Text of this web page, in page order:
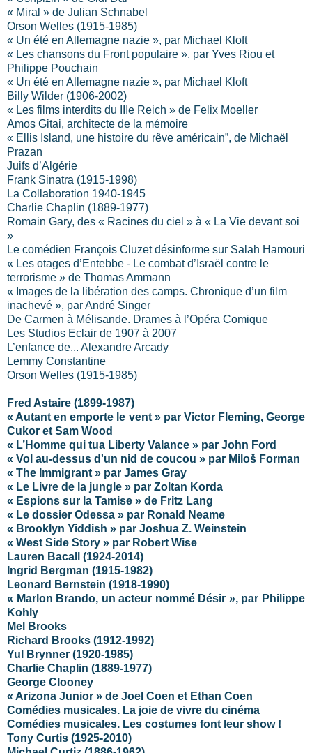
« Miral » de Julian Schnabel
Orson Welles (1915-1985)
« Un été en Allemagne nazie », par Michael Kloft
« Les chansons du Front populaire », par Yves Riou et
Philippe Pouchain
« Un été en Allemagne nazie », par Michael Kloft
Billy Wilder (1906-2002)
« Les films interdits du IIIe Reich » de Felix Moeller
Amos Gitai, architecte de la mémoire
« Ellis Island, une histoire du rêve américain”, de Michaël
Prazan
Juifs d’Algérie
Frank Sinatra (1915-1998)
La Collaboration 1940-1945
Charlie Chaplin (1889-1977)
Romain Gary, des « Racines du ciel » à « La Vie devant soi
»
Le comédien François Cluzet désinforme sur Salah Hamouri
« Les otages d’Entebbe - Le combat d’Israël contre le
terrorisme » de Thomas Ammann
« Images de la libération des camps. Chronique d’un film
inachevé », par André Singer
De Carmen à Mélisande. Drames à l’Opéra Comique
Les Studios Eclair de 1907 à 2007
L’enfance de... Alexandre Arcady
Lemmy Constantine
Orson Welles (1915-1985)
Fred Astaire (1899-1987)
« Autant en emporte le vent » par Victor Fleming, George
Cukor et Sam Wood
« L’Homme qui tua Liberty Valance » par John Ford
« Vol au-dessus d'un nid de coucou » par Miloš Forman
« The Immigrant » par James Gray
« Le Livre de la jungle » par Zoltan Korda
« Espions sur la Tamise » de Fritz Lang
« Le dossier Odessa » par Ronald Neame
« Brooklyn Yiddish » par Joshua Z. Weinstein
« West Side Story » par Robert Wise
Lauren Bacall (1924-2014)
Ingrid Bergman (1915-1982)
Leonard Bernstein (1918-1990)
« Marlon Brando, un acteur nommé Désir », par Philippe
Kohly
Mel Brooks
Richard Brooks (1912-1992)
Yul Brynner (1920-1985)
Charlie Chaplin (1889-1977)
George Clooney
« Arizona Junior » de Joel Coen et Ethan Coen
Comédies musicales. La joie de vivre du cinéma
Comédies musicales. Les costumes font leur show !
Tony Curtis (1925-2010)